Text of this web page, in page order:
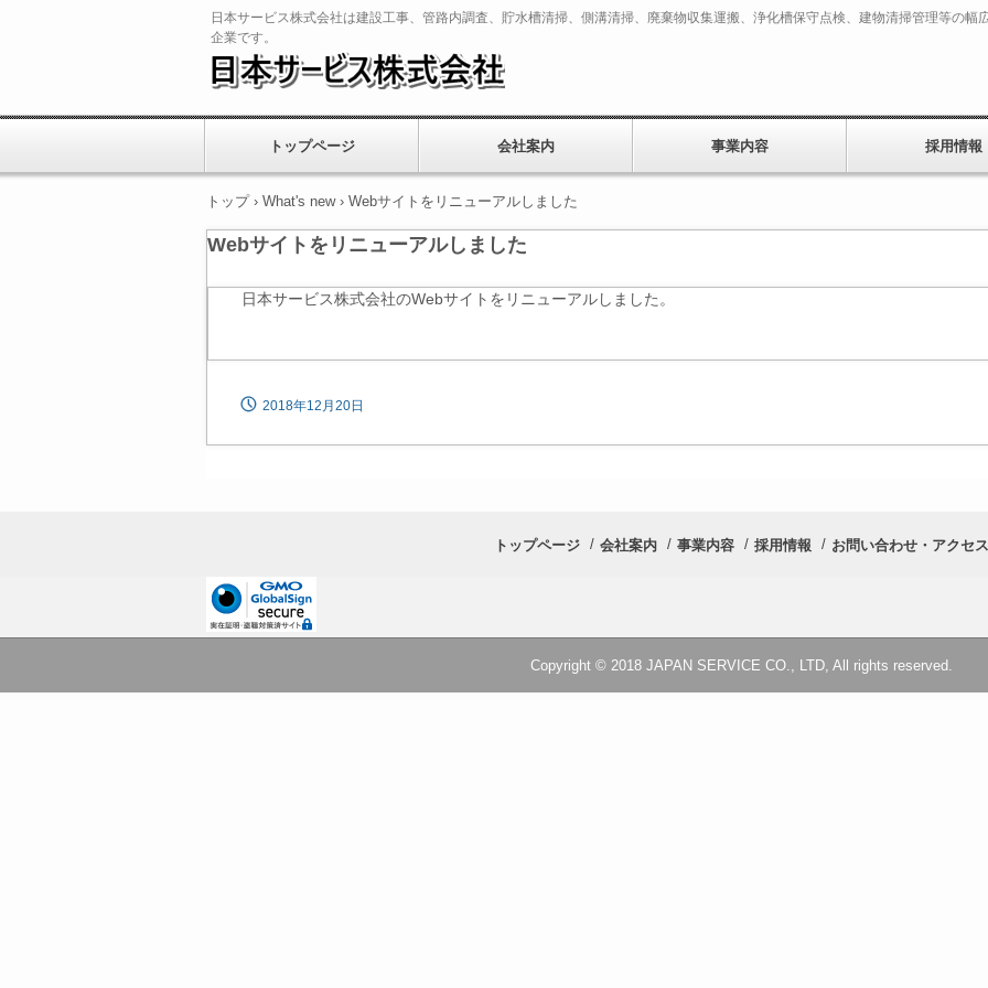
日本サービス株式会社は建設工事、管路内調査、貯水槽清掃、側溝清掃、廃棄物収集運搬、浄化槽保守点検、建物清掃管理等の幅
企業です。
トップページ 会社案内 事業内容 採用情報
トップ › What's new › Webサイトをリニューアルしました
Webサイトをリニューアルしました
日本サービス株式会社のWebサイトをリニューアルしました。
2018年12月20日
トップページ 会社案内 事業内容 採用情報 お問い合わせ・アクセス
Copyright © 2018 JAPAN SERVICE CO., LTD, All rights reserved.